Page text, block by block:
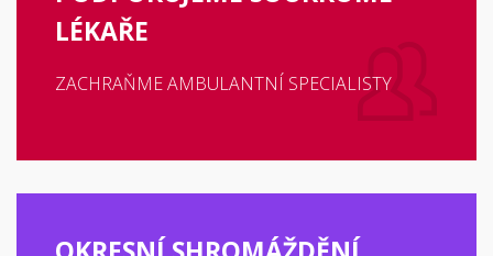
LÉKAŘE
ZACHRAŇME AMBULANTNÍ SPECIALISTY